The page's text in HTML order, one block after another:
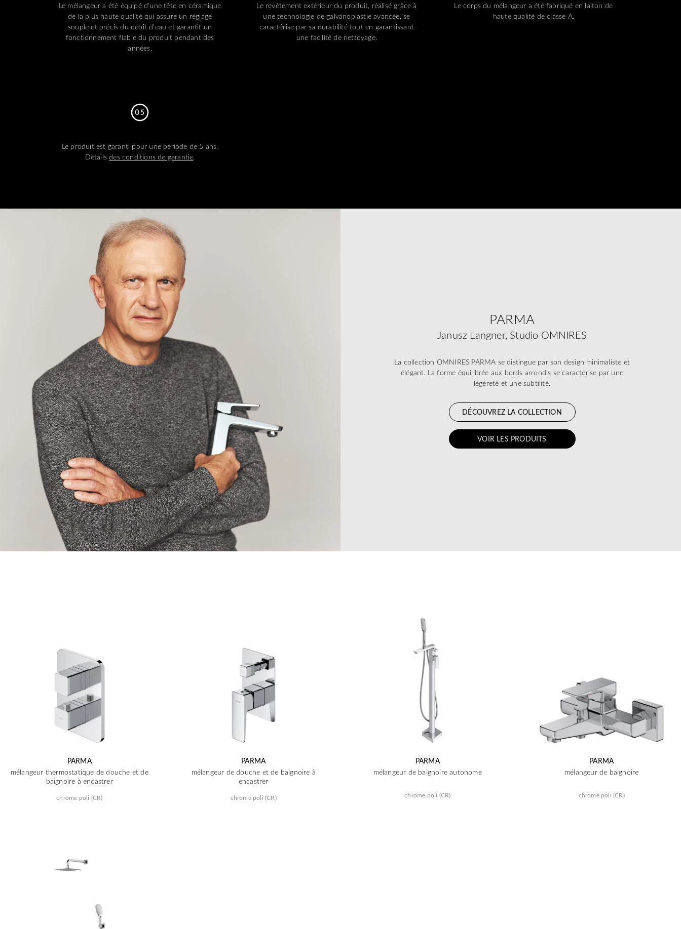
Le mélangeur a été équipé d'une tête en céramique
de la plus haute qualité qui assure un réglage
souple et précis du débit d'eau et garantit un
fonctionnement fiable du produit pendant des
années.
Le revêtement extérieur du produit, réalisé grâce à
une technologie de galvanoplastie avancée, se
caractérise par sa durabilité tout en garantissant
une facilité de nettoyage.
Le corps du mélangeur a été fabriqué en laiton de
haute qualité de classe A.
Le produit est garanti pour une période de 5 ans.
Détailsdes conditions de garantie.
PARMA
Janusz Langner, Studio OMNIRES
La collection OMNIRES PARMA se distingue par son design minimaliste et
élégant. La forme équilibrée aux bords arrondis se caractérise par une
légèreté et une subtilité.
DÉCOUVREZ LA COLLECTION
VOIR LES PRODUITS
PARMA
mélangeur thermostatique de douche et de
baignoire à encastrer
chrome poli (CR)
PARMA
mélangeur de douche et de baignoire à
encastrer
chrome poli (CR)
PARMA
mélangeur de baignoire autonome
chrome poli (CR)
PARMA
mélangeur de baignoire
chrome poli (CR)